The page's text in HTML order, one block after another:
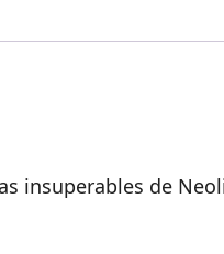
insuperables de